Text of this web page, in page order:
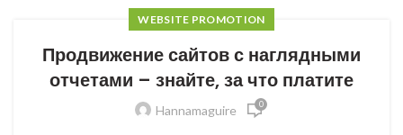
WEBSITE PROMOTION
Продвижение сайтов с наглядными
отчетами – знайте, за что платите
Hannamaguire 0